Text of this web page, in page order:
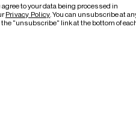
to your data being processed in
Privacy Policy . You can unsubscribe at
"unsubscribe" link at the bottom of